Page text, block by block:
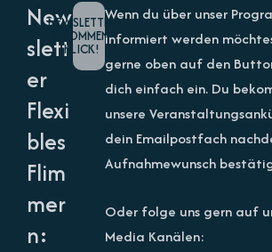
New
slett
er
Flexi
bles
Flim
mer
n:
NEWSLETTER
BEKOMMEN?
KLICK!
Wenn du über unser
informiert werden
gerne oben auf den
dich einfach ein. Du
unsere
dein Emailpostfach
Aufnahmewunsch
Oder folge uns gern auf
Media Kanälen: